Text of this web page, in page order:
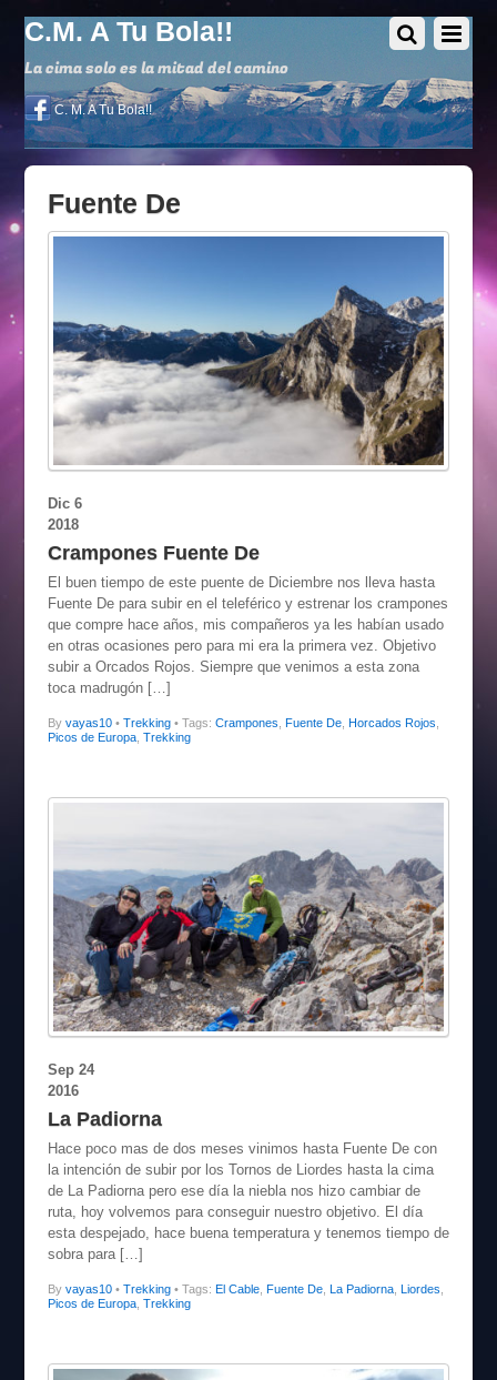
C.M. A Tu Bola!!
La cima solo es la mitad del camino
C. M. A Tu Bola!!
Fuente De
Dic 6
2018
Crampones Fuente De
El buen tiempo de este puente de Diciembre nos lleva hasta
Fuente De para subir en el teleférico y estrenar los crampones
que compre hace años, mis compañeros ya les habían usado
en otras ocasiones pero para mi era la primera vez. Objetivo
subir a Orcados Rojos. Siempre que venimos a esta zona
toca madrugón […]
By vayas10• Trekking • Tags: Crampones Fuente De, Horcados Rojos
Picos de Europa, Trekking
Sep 24
2016
La Padiorna
Hace poco mas de dos meses vinimos hasta Fuente De con
la intención de subir por los Tornos de Liordes hasta la cima
de La Padiorna pero ese día la niebla nos hizo cambiar de
ruta, hoy volvemos para conseguir nuestro objetivo. El día
esta despejado, hace buena temperatura y tenemos tiempo de
sobra para […]
By vayas10• Trekking • Tags: El Cable, Fuente De, La Padiorna, Liordes
Picos de Europa, Trekking